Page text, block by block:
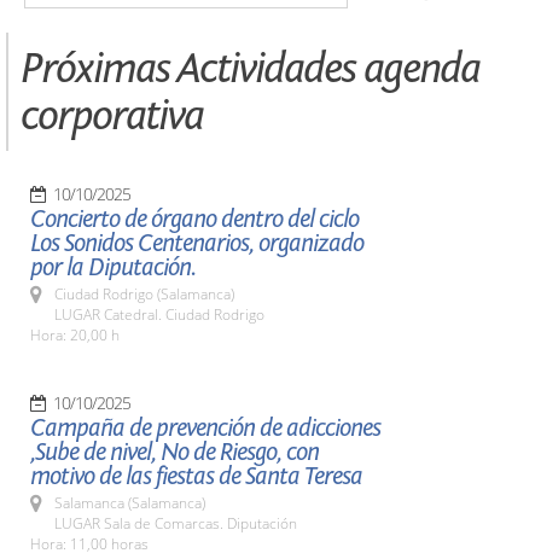
Próximas Actividades agenda
corporativa
10/10/2025
Concierto de órgano dentro del ciclo
Los Sonidos Centenarios, organizado
por la Diputación.
Ciudad Rodrigo (Salamanca)
LUGAR Catedral. Ciudad Rodrigo
Hora: 20,00 h
10/10/2025
Campaña de prevención de adicciones
,Sube de nivel, No de Riesgo, con
motivo de las fiestas de Santa Teresa
Salamanca (Salamanca)
LUGAR Sala de Comarcas. Diputación
Hora: 11,00 horas